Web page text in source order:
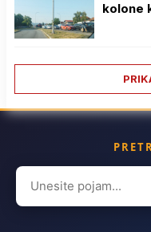
kolone
Search
for: